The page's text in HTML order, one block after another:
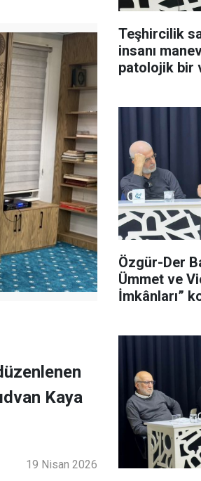
Kaya
19 Nisan 2026
Teşhircilik
insanı
patolojik bir
Özgür-Der
Ümmet ve
İmkânları”